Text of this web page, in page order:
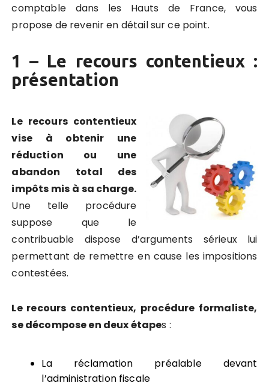
comptable dans les Hauts de France, vous
propose de revenir en détail sur ce point.
1 – Le recours contentieux :
présentation
Le recours contentieux
vise à obtenir une
réduction ou une
abandon total des
impôts mis à sa charge.
Une telle procédure
suppose que le
contribuable dispose d’arguments sérieux lui
permettant de remettre en cause les impositions
contestées.
Le recours contentieux, procédure formaliste,
se décompose en deux étapes :
La réclamation préalable devant
l’administration fiscale